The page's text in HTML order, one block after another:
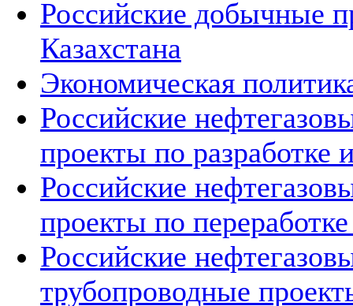
Российские добычные
Казахстана
Экономическая
Российские
проекты по
Российские
проекты по
Российские
трубопроводные